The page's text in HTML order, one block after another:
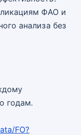
ФАО и
анализа без
годам.
FO?